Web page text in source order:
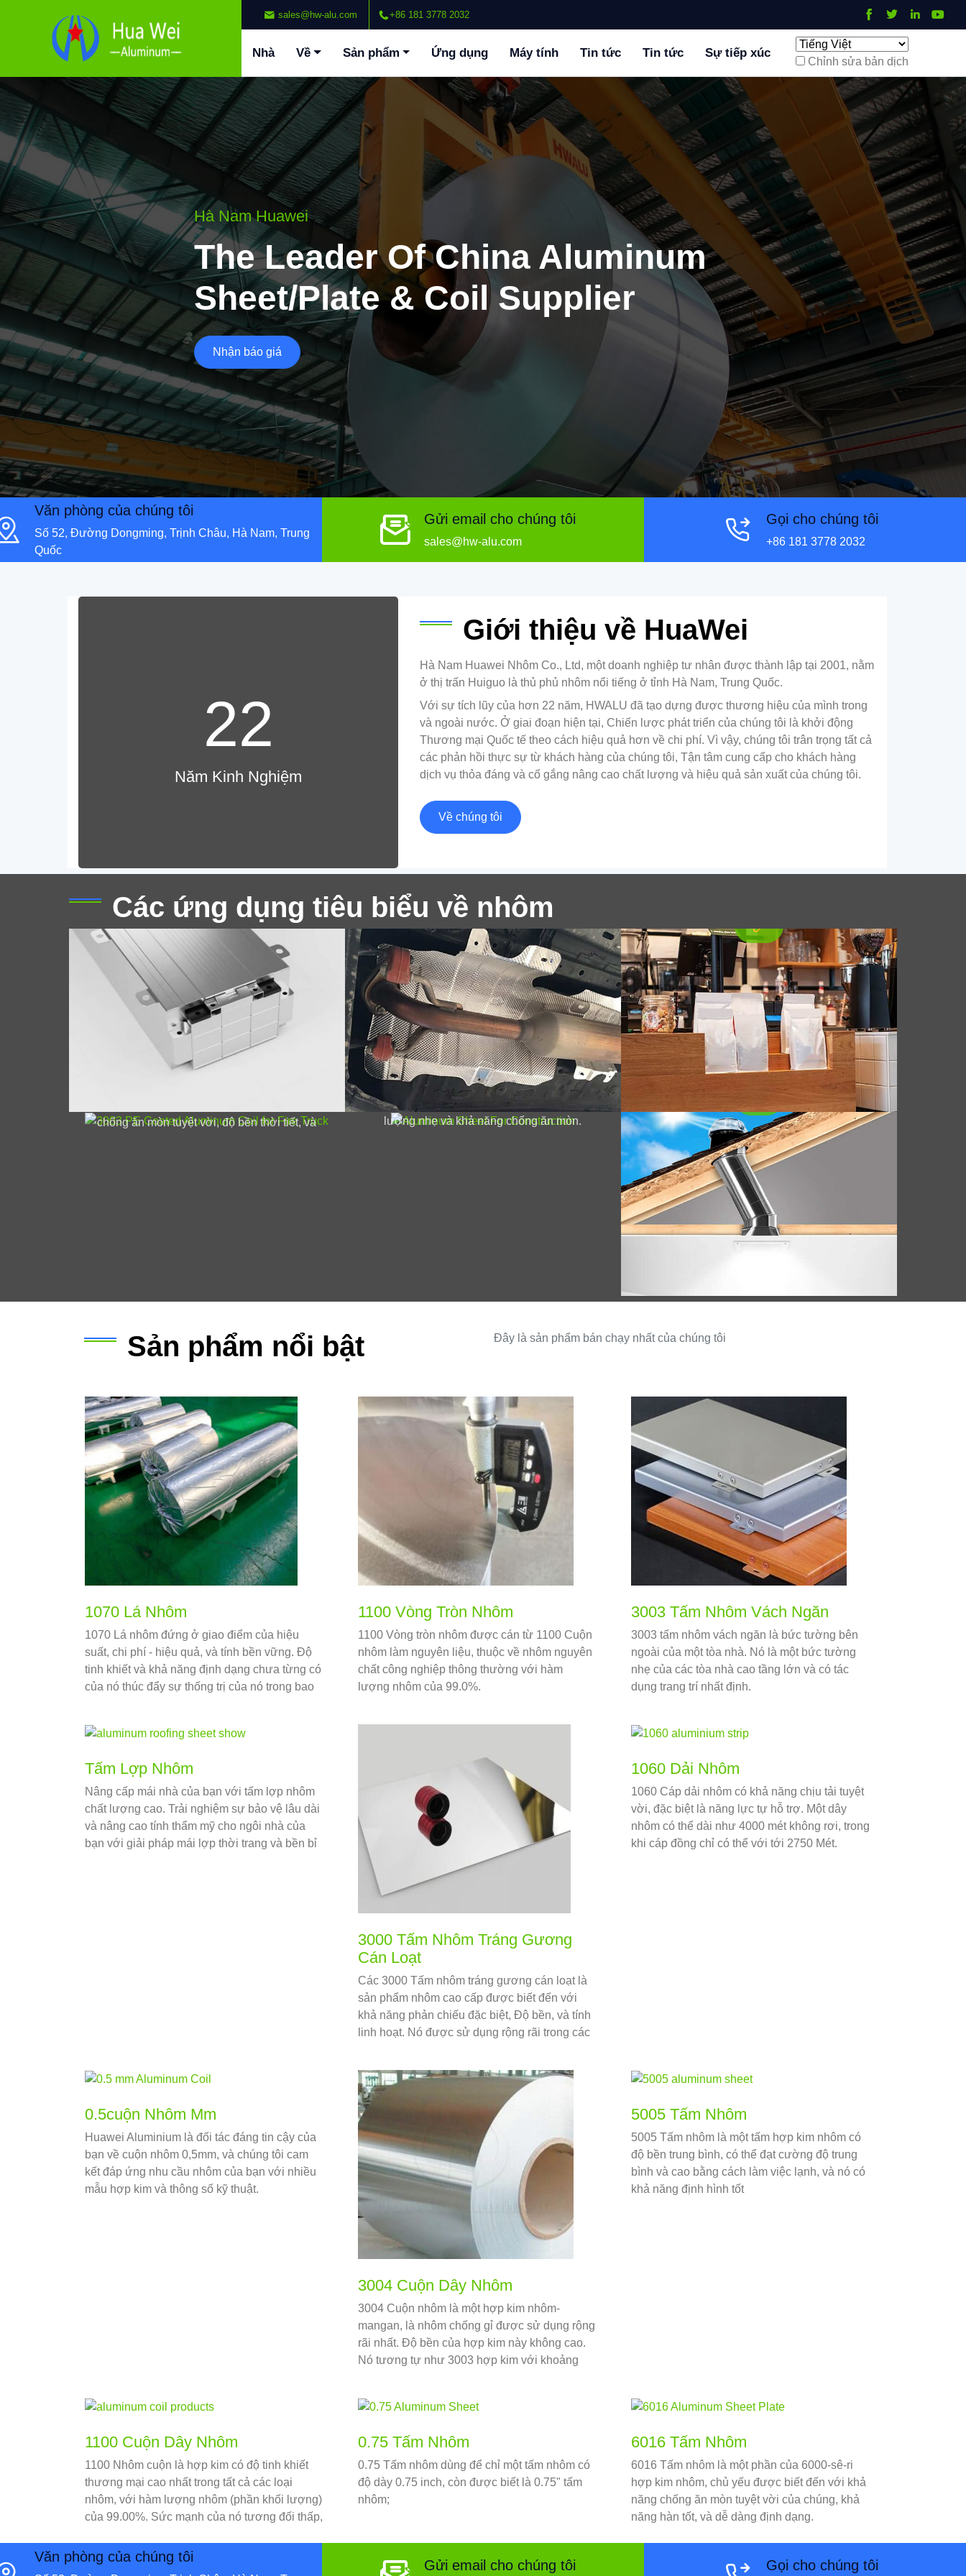
sales@hw-alu.com +86 181 3778 2032
Nhà Về Sản phẩm Ứng dụng Máy tính Tin tức Tin tức Sự tiếp xúc
Chỉnh sửa bản dịch
Hà Nam Huawei
The Leader Of China Aluminum
Sheet/Plate & Coil Supplier
Nhận báo giá
Văn phòng của chúng tôi
Số 52, Đường Dongming, Trịnh Châu, Hà Nam, Trung
Quốc
Gửi email cho chúng tôi
sales@hw-alu.com
Gọi cho chúng tôi
+86 181 3778 2032
22
Năm Kinh Nghiệm
Giới thiệu về HuaWei
Hà Nam Huawei Nhôm Co., Ltd, một doanh nghiệp tư nhân được thành lập tại 2001, nằm
ở thị trấn Huiguo là thủ phủ nhôm nổi tiếng ở tỉnh Hà Nam, Trung Quốc.
Với sự tích lũy của hơn 22 năm, HWALU đã tạo dựng được thương hiệu của mình trong
và ngoài nước. Ở giai đoạn hiện tại, Chiến lược phát triển của chúng tôi là khởi động
Thương mại Quốc tế theo cách hiệu quả hơn về chi phí. Vì vậy, chúng tôi trân trọng tất cả
các phản hồi thực sự từ khách hàng của chúng tôi, Tận tâm cung cấp cho khách hàng
dịch vụ thỏa đáng và cố gắng nâng cao chất lượng và hiệu quả sản xuất của chúng tôi.
Về chúng tôi
Các ứng dụng tiêu biểu về nhôm
với EV, hình trụ, và vỏ tế bào hình lăng trụ.
Lá nhôm chống nóng cho ô tô
Tấm chắn nhiệt ô tô thường được làm bằng
vật liệu bền nhiệt độ cao, chẳng hạn như sợi
Mở khóa sự tươi mới: Khám phá
tính linh hoạt của 8011 Lá nhôm
chịu nhiệt cho bao bì linh hoạt vượt
phẩm với độ kín chắc chắn, chống ẩm, và
3003 Cuộn nhôm tráng PE cho xe
chống ăn mòn tuyệt vời, độ bền thời tiết, và
Tấm nhôm cho xây dựng
Nhôm thường được sử dụng trong ngành
xây dựng vì đặc điểm vốn có của nó là trọng
lượng nhẹ và khả năng chống ăn mòn.
Thiết bị chiếu sáng ban ngày hình
ống
Thiết bị chiếu sáng ban ngày hình ống
(TDDs) là những giải pháp kiến ​​trúc sáng tạo
được thiết kế để mang ánh sáng tự nhiên
vào không gian nội thất nơi cửa sổ hoặc cửa
sổ mái truyền thống có thể không thực tế.
Sản phẩm nổi bật Đây là sản phẩm bán chạy nhất của chúng tôi
1070 Lá Nhôm
1070 Lá nhôm đứng ở giao điểm của hiệu
suất, chi phí - hiệu quả, và tính bền vững. Độ
tinh khiết và khả năng định dạng chưa từng có
của nó thúc đẩy sự thống trị của nó trong bao
1100 Vòng Tròn Nhôm
1100 Vòng tròn nhôm được cán từ 1100 Cuộn
nhôm làm nguyên liệu, thuộc về nhôm nguyên
chất công nghiệp thông thường với hàm
lượng nhôm của 99.0%.
3003 Tấm Nhôm Vách Ngăn
3003 tấm nhôm vách ngăn là bức tường bên
ngoài của một tòa nhà. Nó là một bức tường
nhẹ của các tòa nhà cao tầng lớn và có tác
dụng trang trí nhất định.
Tấm Lợp Nhôm
Nâng cấp mái nhà của bạn với tấm lợp nhôm
chất lượng cao. Trải nghiệm sự bảo vệ lâu dài
và nâng cao tính thẩm mỹ cho ngôi nhà của
bạn với giải pháp mái lợp thời trang và bền bỉ
3000 Tấm Nhôm Tráng Gương
Cán Loạt
Các 3000 Tấm nhôm tráng gương cán loạt là
sản phẩm nhôm cao cấp được biết đến với
khả năng phản chiếu đặc biệt, Độ bền, và tính
linh hoạt. Nó được sử dụng rộng rãi trong các
hiệu suất cao..
1060 Dải Nhôm
1060 Cáp dải nhôm có khả năng chịu tải tuyệt
vời, đặc biệt là năng lực tự hỗ trợ. Một dây
nhôm có thể dài như 4000 mét không rơi, trong
khi cáp đồng chỉ có thể với tới 2750 Mét.
0.5cuộn Nhôm Mm
Huawei Aluminium là đối tác đáng tin cậy của
bạn về cuộn nhôm 0,5mm, và chúng tôi cam
kết đáp ứng nhu cầu nhôm của bạn với nhiều
mẫu hợp kim và thông số kỹ thuật.
3004 Cuộn Dây Nhôm
3004 Cuộn nhôm là một hợp kim nhôm-
mangan, là nhôm chống gỉ được sử dụng rộng
rãi nhất. Độ bền của hợp kim này không cao.
Nó tương tự như 3003 hợp kim với khoảng
5005 Tấm Nhôm
5005 Tấm nhôm là một tấm hợp kim nhôm có
độ bền trung bình, có thể đạt cường độ trung
bình và cao bằng cách làm việc lạnh, và nó có
khả năng định hình tốt
1100 Cuộn Dây Nhôm
1100 Nhôm cuộn là hợp kim có độ tinh khiết
thương mại cao nhất trong tất cả các loại
nhôm, với hàm lượng nhôm (phần khối lượng)
của 99.00%. Sức mạnh của nó tương đối thấp,
khả năng hàn, và chống ăn mòn.
0.75 Tấm Nhôm
0.75 Tấm nhôm dùng để chỉ một tấm nhôm có
độ dày 0.75 inch, còn được biết là 0.75" tấm
nhôm;
6016 Tấm Nhôm
6016 Tấm nhôm là một phần của 6000-sê-ri
hợp kim nhôm, chủ yếu được biết đến với khả
năng chống ăn mòn tuyệt vời của chúng, khả
năng hàn tốt, và dễ dàng định dạng.
Văn phòng của chúng tôi
Gửi email cho chúng tôi Gọi cho chúng tôi